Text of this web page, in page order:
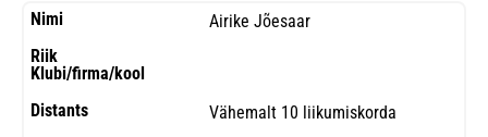
Airike Jõesaar
Vähemalt 10 liikumiskorda